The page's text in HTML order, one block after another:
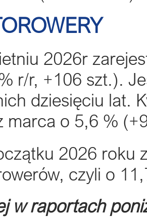
2026r
r/r, +106 szt.).
dziesięciu lat.
marca o 5,6 %
2026 roku
czyli o
w raportach